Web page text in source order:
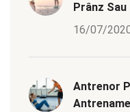
Prânz Sau
16/07/
Antrenor